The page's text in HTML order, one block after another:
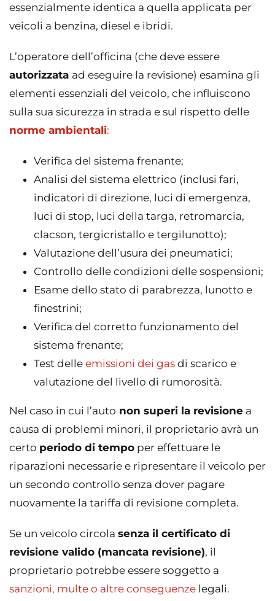
essenzialmente identica a quella applicata per
veicoli a benzina, diesel e ibridi.
L’operatore dell’officina (che deve essere
autorizzata ad eseguire la revisione) esamina gli
elementi essenziali del veicolo, che influiscono
sulla sua sicurezza in strada e sul rispetto delle
norme ambientali:
Verifica del sistema frenante;
Analisi del sistema elettrico (inclusi fari,
indicatori di direzione, luci di emergenza,
luci di stop, luci della targa, retromarcia,
clacson, tergicristallo e tergilunotto);
Valutazione dell’usura dei pneumatici;
Controllo delle condizioni delle sospensioni;
Esame dello stato di parabrezza, lunotto e
finestrini;
Verifica del corretto funzionamento del
sistema frenante;
Test delle emissioni dei gasdi scarico e
valutazione del livello di rumorosità.
Nel caso in cui l’auto non superi la revisionea
causa di problemi minori, il proprietario avrà un
certo periodo di tempoper effettuare le
riparazioni necessarie e ripresentare il veicolo per
un secondo controllo senza dover pagare
nuovamente la tariffa di revisione completa.
Se un veicolo circola senza il certificato di
revisione valido (mancata revisione), il
proprietario potrebbe essere soggetto a
sanzioni, multe o altre conseguenzelegali.